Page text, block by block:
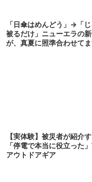
「日傘はめんどう」→「
被るだけ」ニューエラの
が、真夏に照準合わせて
【実体験】被災者が紹介
「停電で本当に役立った
アウトドアギア